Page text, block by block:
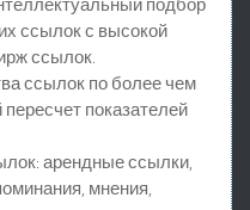
подбор
ссылок с высокой
ссылок.
ссылок по более чем
показателей
арендные ссылки,
мнения,